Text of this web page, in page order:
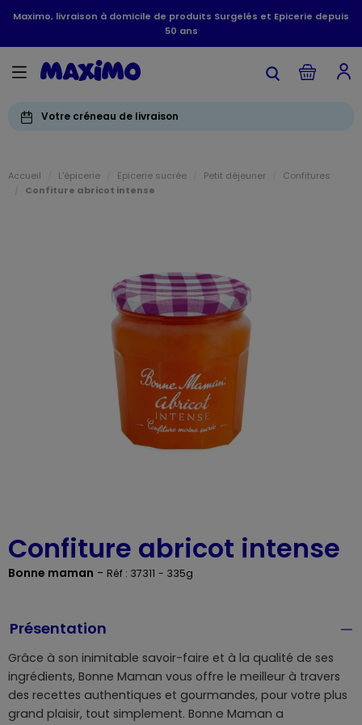
Maximo, livraison à domicile de produits Surgelés et Epicerie depuis
50 ans
Votre créneau de livraison
Accueil L'épicerie Epicerie sucrée Petit déjeuner
Confitures
Confiture abricot intense
Confiture abricot intense
Bonne maman - Réf : 37311 - 335g
Présentation
Grâce à son inimitable savoir-faire et à la qualité de ses
ingrédients, Bonne Maman vous offre le meilleur à travers
des recettes authentiques et gourmandes, pour votre plus
grand plaisir, tout simplement. Bonne Maman a